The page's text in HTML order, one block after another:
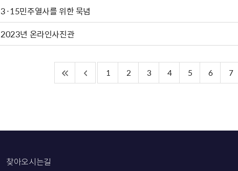
3·15민주열사를 위한 묵념
2023년 온라인사진관
1 2 3 4 5 6 7
찾아오시는길